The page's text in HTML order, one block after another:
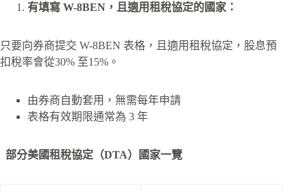
有填寫 W-8BEN，且適用租稅協定的國家：
只要向券商提交 W-8BEN 表格，且適用租稅協定，股息預
扣稅率會從30% 至15%。
由券商自動套用，無需每年申請
表格有效期限通常為 3 年
部分美國租稅協定（DTA）國家一覽